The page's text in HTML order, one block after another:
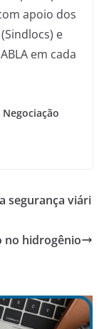
apoio dos
e
em cada
segurança viári
no hidrogênio